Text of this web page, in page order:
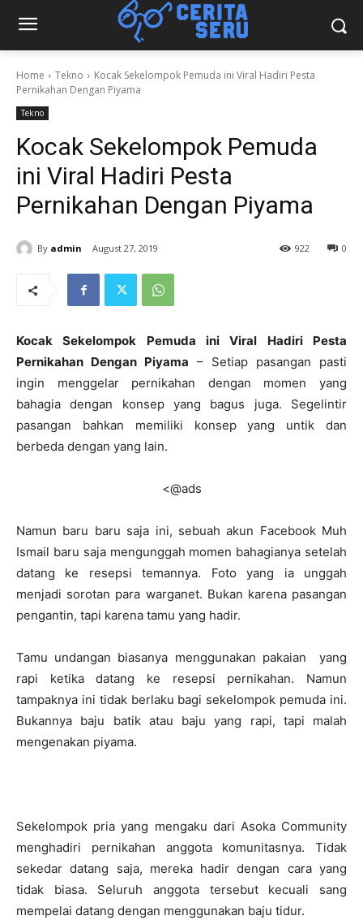
Home Tekno
Kocak Sekelompok Pemuda ini Viral Hadiri Pesta
Pernikahan Dengan Piyama
Tekno
Kocak Sekelompok Pemuda
ini Viral Hadiri Pesta
Pernikahan Dengan Piyama
By admin August 27, 2019 0
922
Kocak Sekelompok Pemuda ini Viral Hadiri Pesta
Pernikahan Dengan Piyama – Setiap pasangan pasti
ingin menggelar pernikahan dengan momen yang
bahagia dengan konsep yang bagus juga. Segelintir
pasangan bahkan memiliki konsep yang untik dan
berbeda dengan yang lain.
<@ads
Namun baru baru saja ini, sebuah akun Facebook Muh
Ismail baru saja mengunggah momen bahagianya setelah
datang ke resepsi temannya. Foto yang ia unggah
menjadi sorotan para warganet. Bukan karena pasangan
pengantin, tapi karena tamu yang hadir.
Tamu undangan biasanya menggunakan pakaian yang
rapi ketika datang ke resepsi pernikahan. Namun
tampaknya ini tidak berlaku bagi sekelompok pemuda ini.
Bukannya baju batik atau baju yang rapi, tapi malah
mengenakan piyama.
Sekelompok pria yang mengaku dari Asoka Community
menghadiri pernikahan anggota komunitasnya. Tidak
sekedar datang saja, mereka hadir dengan cara yang
tidak biasa. Seluruh anggota tersebut kecuali sang
mempelai datang dengan menggunakan baju tidur.